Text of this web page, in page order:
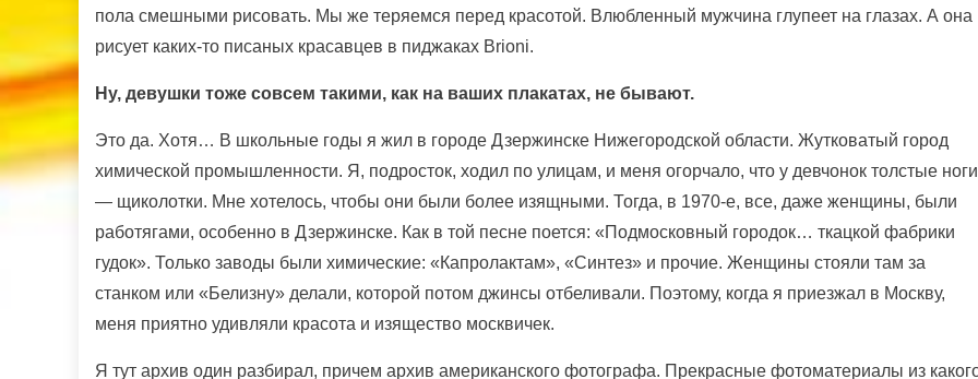
пола смешными рисовать. Мы же теряемся перед красотой. Влюбленный мужчина глупеет на глазах. А она
рисует каких-то писаных красавцев в пиджаках Brioni.
Ну, девушки тоже совсем такими, как на ваших плакатах, не бывают.
Это да. Хотя… В школьные годы я жил в городе Дзержинске Нижегородской области. Жутковатый город
химической промышленности. Я, подросток, ходил по улицам, и меня огорчало, что у девчонок толстые ноги
— щиколотки. Мне хотелось, чтобы они были более изящными. Тогда, в 1970-е, все, даже женщины, были
работягами, особенно в Дзержинске. Как в той песне поется: «Подмосковный городок… ткацкой фабрики
гудок». Только заводы были химические: «Капролактам», «Синтез» и прочие. Женщины стояли там за
станком или «Белизну» делали, которой потом джинсы отбеливали. Поэтому, когда я приезжал в Москву,
меня приятно удивляли красота и изящество москвичек.
Я тут архив один разбирал, причем архив американского фотографа. Прекрасные фотоматериалы из